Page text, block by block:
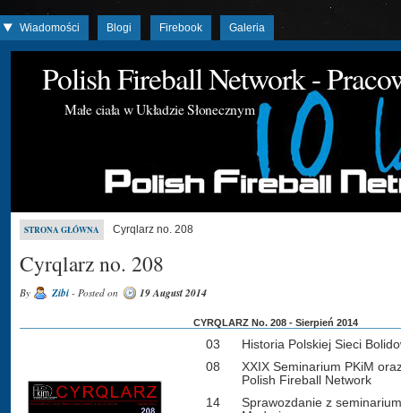
Wiadomości Blogi Firebook Galeria
Polish Fireball Network -
Małe ciała w Układzie Słonecznym
STRONA GŁÓWNA Cyrqlarz no. 208
Cyrqlarz no. 208
By Zibi - Posted on 19 August 2014
CYRQLARZ No. 208 - Sierpień 2014
03
Historia Polskiej Sieci
08
XXIX Seminarium PKiM
Polish Fireball Network
14
Sprawozdanie z